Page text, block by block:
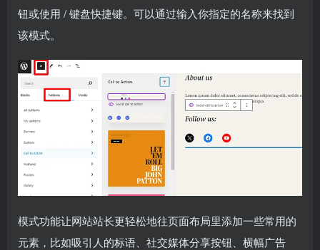
钮或使用 / 键盘快捷键。可以通过输入你指定的名称来找到
该模式。
模式功能让网站站长更轻松地往页面布局里添加一些常用的
元素，比如吸引人的标语、社交媒体分享按钮、横幅广告